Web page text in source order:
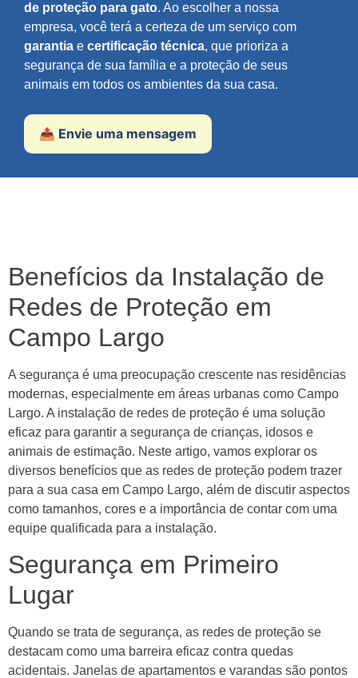
de proteção para gato. Ao escolher a nossa
empresa, você terá a certeza de um serviço com
garantia e certificação técnica, que prioriza a
segurança de sua família e a proteção de seus
animais em todos os ambientes da sua casa.
📤 Envie uma mensagem
Benefícios da Instalação de
Redes de Proteção em
Campo Largo
A segurança é uma preocupação crescente nas residências
modernas, especialmente em áreas urbanas como Campo
Largo. A instalação de redes de proteção é uma solução
eficaz para garantir a segurança de crianças, idosos e
animais de estimação. Neste artigo, vamos explorar os
diversos benefícios que as redes de proteção podem trazer
para a sua casa em Campo Largo, além de discutir aspectos
como tamanhos, cores e a importância de contar com uma
equipe qualificada para a instalação.
Segurança em Primeiro
Lugar
Quando se trata de segurança, as redes de proteção se
destacam como uma barreira eficaz contra quedas
acidentais. Janelas de apartamentos e varandas são pontos